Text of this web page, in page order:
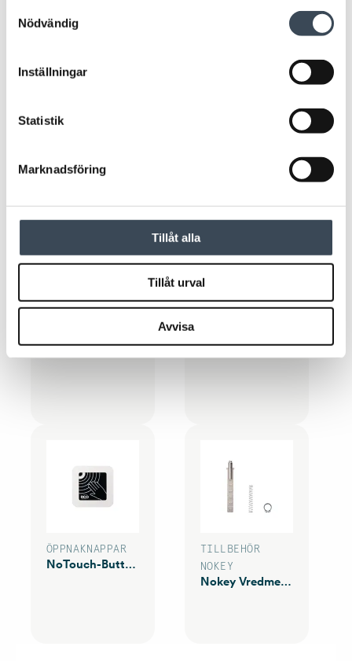
Nödvändig
Inställningar
Statistik
Marknadsföring
Tillåt alla
Tillåt urval
Avvisa
NoKey MIF-508 S Gen2
NoKey MIF-808 KS Gen2 NoKey MIF-808 S Gen2
ÖPPNAKNAPPAR
NoTouch-Button med RCOlogga
TILLBEHÖR
NOKEY
Nokey Vredmedbringare